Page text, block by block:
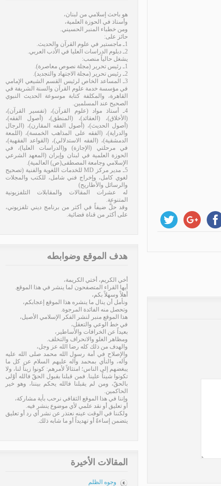
هو باحث إسلامي من لبنان،
وأستاذ في الحوزة العلمية،
ومن خطباء المنبر الحسيني.
حائز على:
يشغل حالياً منصب:
3ـ المساعد الخاص لرئيس القسم الشيعي الإمامي
في مؤسسة خدمة علوم القرآن والسنة الشريفة في
القاهرة، والمكلفة كتابة موسوعة الحديث النبوي
الصحيح عند المسلمين.
4ـ أستاذ مواد (علوم القرآن)، (تفسير القرآن)،
(الأخلاق)، (العقائد)، (المنطق)، (أصول الفقه)،
(أصول الحديث)، (أصول الفقه المقارن)، (الرجال
والدراية)، (الفقه على المذاهب الخمسة)، (اللمعة
الدمشقية)، (الفقه الاستدلالي)، (القواعد الفقهية)،
في مرحلتي (الإجازة) و(الدراسات العليا)، في
الحوزة العلمية في لبنان وإيران (المعهد الشرعي
الإسلامي وجامعة المصطفى(ص) العالمية).
5ـ مدير مركز MD للخدمات اللغوية والفنية (تصحيح
لغوي كامل، وإخراج فني شامل، للكتب والمجلات
والرسائل والأطاريح)
له عشرات المقالات والمقابلات التلفزيونية
المتنوعة.
وقد حلَّ ضيفاً في أكثر من برنامج ديني تلفزيوني،
على أكثر من قناة فضائية.
هدف الموقع وضوابطه
أخي الكريم، أختي الكريمة،
أيها القراء المتصفحون لما ينشر في هذا الموقع.
أهلاً وسهلاً بكم،
ونأمل أن ينال ما ينشره هذا الموقع إعجابكم،
وتحصل منه الفائدة المرجوة.
هذا الموقع منبر لنشر الفكر الإسلامي الأصيل،
في خط الوعي والتعقل،
بعيداً عن الخرافات والأساطير،
ومظاهر الغلو والانحراف والتخلف.
والهدف من ذلك كله رضا الله عز وجل،
والإصلاح في أمة رسول الله محمد صلى الله عليه
وآله، والنأي بمحمد وآله عليهم السلام عن كل ما
يبغضهم إلى الناس؛ امتثالاً لأمرهم: كونوا زيناً لنا، ولا
تكونوا شيناً علينا. فمن قبلنا بقبول الحقّ فالله أوْلى
بالحقّ، ومن لم يقبلنا فالله يحكم بيننا، وهو خير
الحاكمين.
وإننا في هذا الموقع الثقافي نرحب بأية مشاركة،
أو تعليق أو نقد علمي لأي موضوع ينشر فيه.
ولكننا في الوقت عينه نعتذر عن نشر أي رد أو تعليق
يتضمن إساءةً أو تهديداً أو ما شابه ذلك.
المقالات الأخيرة
وجوه الظلم